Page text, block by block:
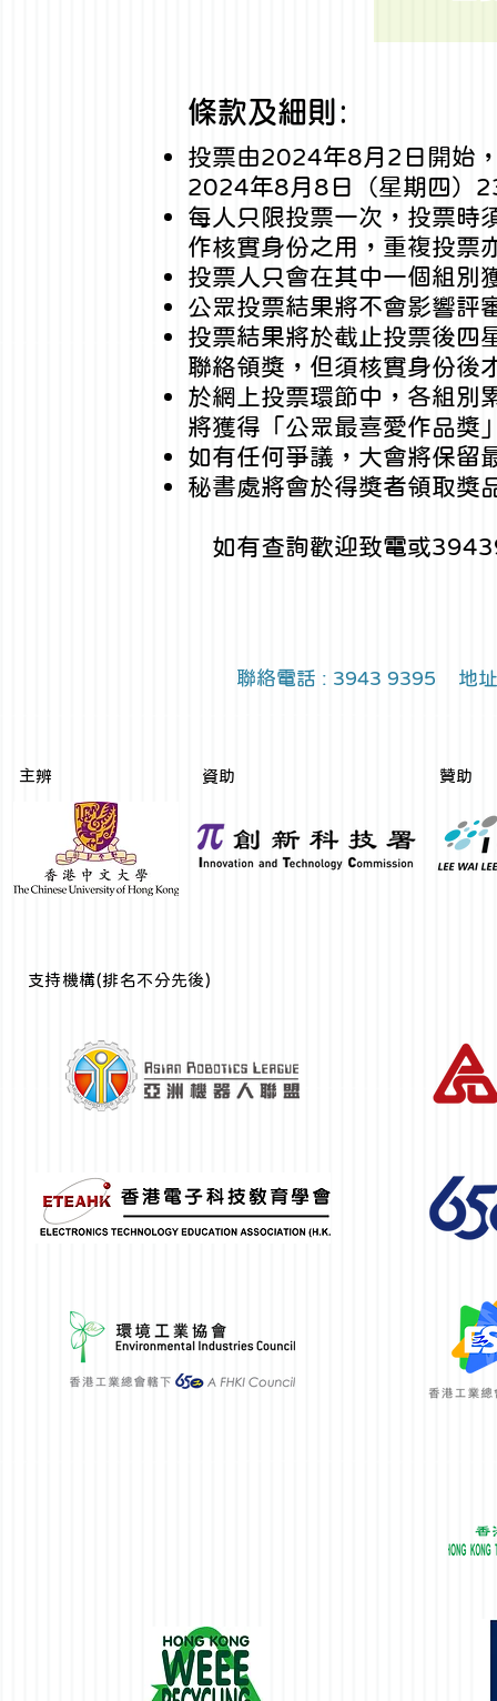
條款及細則​:
投票由2024年8月2日開始
2024年8月8日（星期四）
每人只限投票一次，投票時
作核實身份之用，重複投票
投票人只會在其中一個組別
公眾投票結果將不會影響評
投票結果將於截止投票後四
聯絡領獎，但須核實身份後
於網上投票環節中，各組別
將獲得「公眾最喜愛作品獎
如有任何爭議，大會將保留
秘書處將會於得獎者領取獎
如有查詢歡迎致電或
聯絡電話 : 3943 9395 地址
主辨 資助 贊助
​支持機構(排名不分先後)